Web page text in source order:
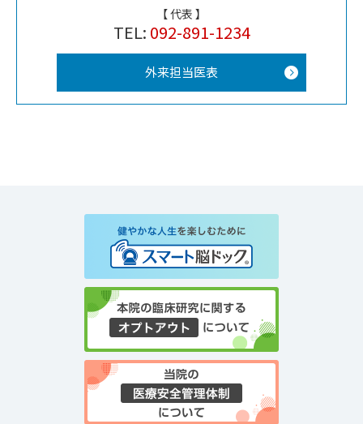
【 代表 】
TEL: 092-891-1234
外来担当医表